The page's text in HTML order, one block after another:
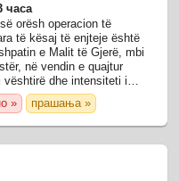
часа
orësh operacion të
të kësaj të enjteje është
e Malit të Gjerë, mbi
në vendin e quajtur
vështirë dhe intensiteti i
një sfidë ...
» прашања »